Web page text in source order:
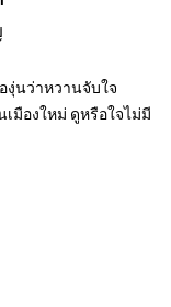
งุ่นว่าหวานจับใจ
มืองใหม่ ดูหรือใจไม่มี